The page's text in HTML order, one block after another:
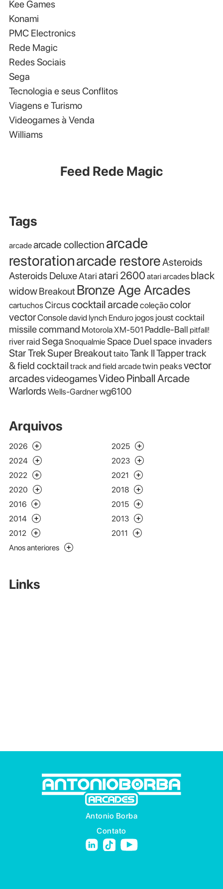
Kee Games
Konami
PMC Electronics
Rede Magic
Redes Sociais
Sega
Tecnologia e seus Conflitos
Viagens e Turismo
Videogames à Venda
Williams
Feed Rede Magic
Tags
arcadearcade collection arcade
restorationarcade restoreAsteroids
Asteroids DeluxeAtariatari 2600 atari arcades black
widowBreakoutBronze Age Arcades
cartuchosCircuscocktail arcadecoleçãocolor
vectorConsoledavid lynch Enduro jogos joust cocktail
missile command Motorola XM-501 Paddle-Ball pitfall!
river raidSega Snoqualmie Space Duelspace invaders
Star TrekSuper BreakouttaitoTank IITappertrack
& field cocktail track and field arcadetwin peaksvector
arcadesvideogamesVideo Pinball Arcade
Warlords Wells-Gardnerwg6100
Arquivos
2026
2025
2024
2023
2022
2021
2020
2018
2016
2015
2014
2013
2012
2011
Anos anteriores
Links
Antonio Borba
Contato